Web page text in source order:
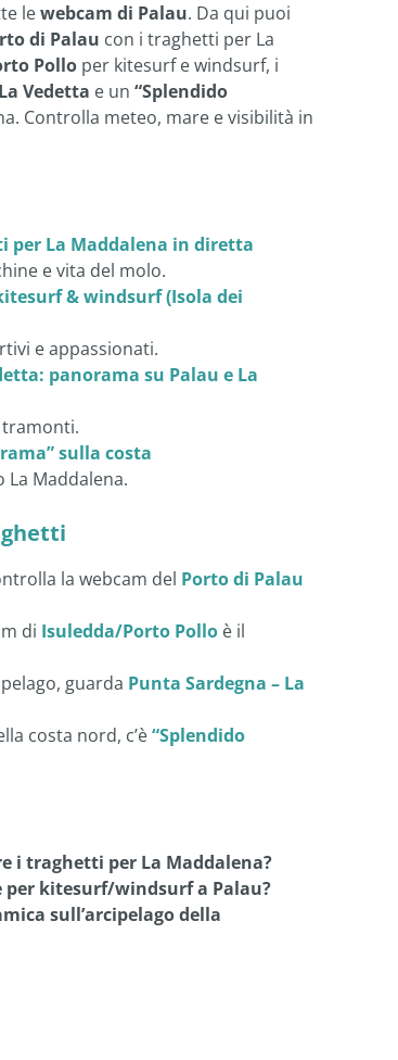
lewebcam di Palau. Da qui puoi
di Palau con i traghetti per La
Pollo per kitesurf e windsurf, i
Vedetta e un “Splendido
Controlla meteo, mare e visibilità in
per La Maddalena in diretta
e vita del molo.
& windsurf (Isola dei
e appassionati.
panorama su Palau e La
tramonti.
sulla costa
La Maddalena.
la webcam del Porto di Palau
di Isuledda/Porto Pollo è il
guarda Punta Sardegna – La
costa nord, c’è“Splendido
i traghetti per La Maddalena?
per kitesurf/windsurf a Palau?
sull’arcipelago della